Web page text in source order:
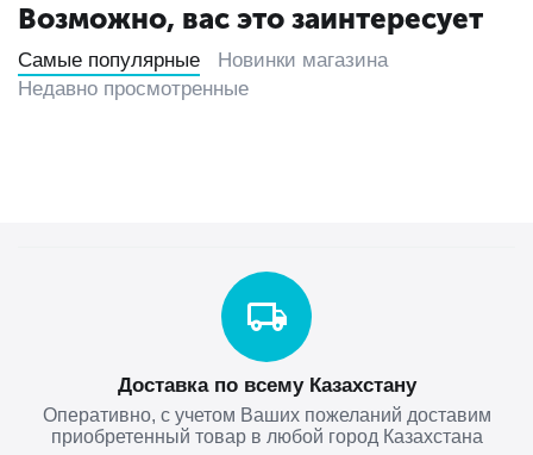
Возможно, вас это заинтересует
Самые популярные
Новинки магазина
Недавно просмотренные
Доставка по всему Казахстану
Оперативно, с учетом Ваших пожеланий доставим
приобретенный товар в любой город Казахстана